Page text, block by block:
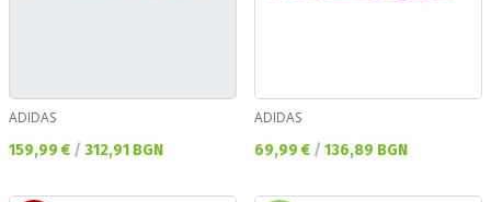
ADIDAS
Текуща цена:
159,99 € / 312,91 BGN
ADIDAS
Текуща цена:
69,99 € / 136,89 BGN